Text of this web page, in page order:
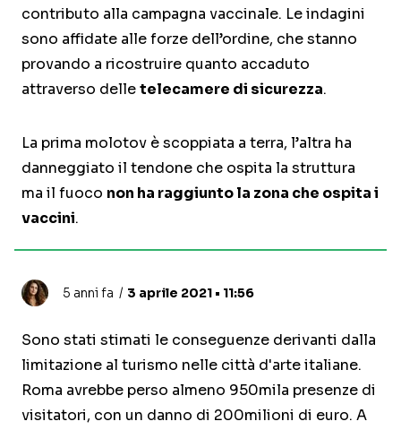
contributo alla campagna vaccinale. Le indagini
sono affidate alle forze dell’ordine, che stanno
provando a ricostruire quanto accaduto
attraverso delletelecamere di sicurezza.
La prima molotov è scoppiata a terra, l’altra ha
danneggiato il tendone che ospita la struttura
ma il fuoco non ha raggiunto la zona che ospita i
vaccini.
5 anni fa 3 aprile 2021 • 11:56
Sono stati stimati le conseguenze derivanti dalla
limitazione al turismo nelle città d'arte italiane.
Roma avrebbe perso almeno 950mila presenze di
visitatori, con un danno di 200milioni di euro. A